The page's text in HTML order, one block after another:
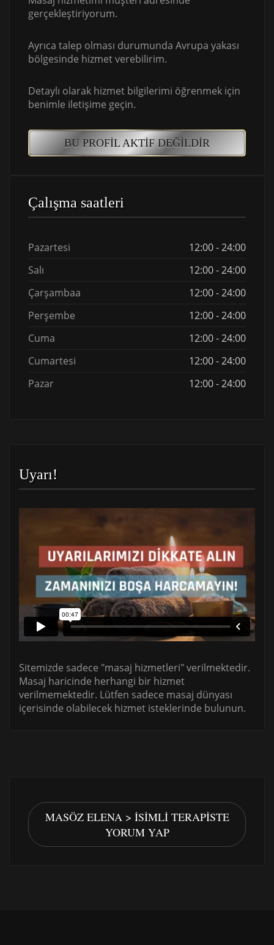
gerçekleştiriyorum.
Ayrıca talep olması durumunda Avrupa yakası
bölgesinde hizmet verebilirim.
Detaylı olarak hizmet bilgilerimi öğrenmek için
benimle iletişime geçin.
BU PROFIL AKTIF DEĞILDIR
Çalışma saatleri
Pazartesi
12:00 - 24:00
Salı
12:00 - 24:00
Çarşambaa
12:00 - 24:00
Perşembe
12:00 - 24:00
Cuma
12:00 - 24:00
Cumartesi
12:00 - 24:00
Pazar
12:00 - 24:00
Uyarı!
Sitemizde sadece "masaj hizmetleri" verilmektedir.
Masaj haricinde herhangi bir hizmet
verilmemektedir. Lütfen sadece masaj dünyası
içerisinde olabilecek hizmet isteklerinde bulunun.
MASÖZ ELENA > İSIMLI TERAPISTE
YORUM YAP